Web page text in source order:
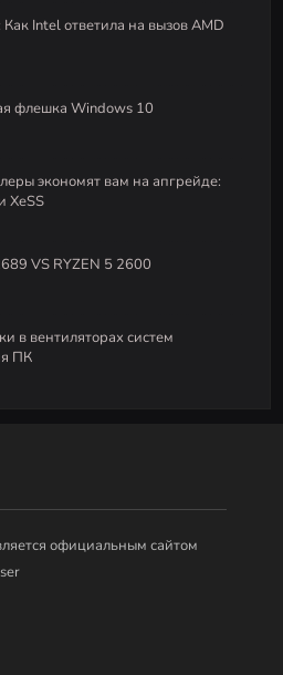
Как Intel ответила на вызов AMD
флешка Windows 10
экономят вам на апгрейде:
XeSS
VS RYZEN 5 2600
в вентиляторах систем
ПК
официальным сайтом